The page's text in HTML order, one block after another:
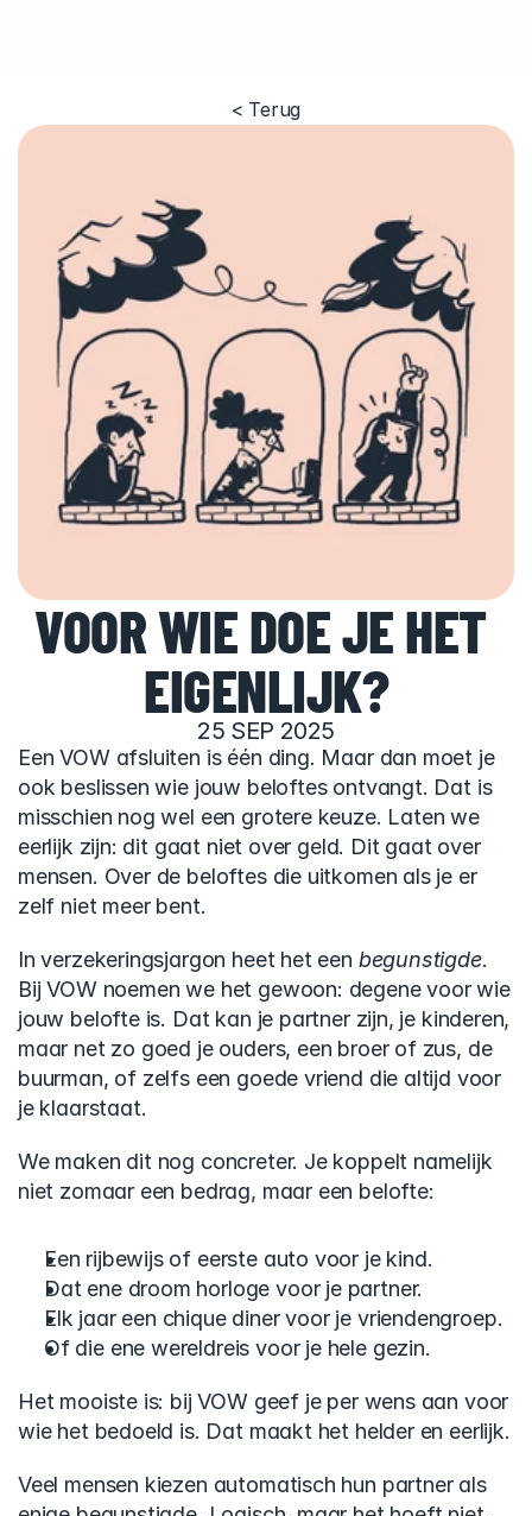
< Terug
VOOR WIE DOE JE HET
EIGENLIJK?
25 SEP 2025
Een VOW afsluiten is één ding. Maar dan moet je
ook beslissen wie jouw beloftes ontvangt. Dat is
misschien nog wel een grotere keuze. Laten we
eerlijk zijn: dit gaat niet over geld. Dit gaat over
mensen. Over de beloftes die uitkomen als je er
zelf niet meer bent.
In verzekeringsjargon heet het een begunstigde.
Bij VOW noemen we het gewoon: degene voor wie
jouw belofte is. Dat kan je partner zijn, je kinderen,
maar net zo goed je ouders, een broer of zus, de
buurman, of zelfs een goede vriend die altijd voor
je klaarstaat.
We maken dit nog concreter. Je koppelt namelijk
niet zomaar een bedrag, maar een belofte:
Een rijbewijs of eerste auto voor je kind.
Dat ene droom horloge voor je partner.
Elk jaar een chique diner voor je vriendengroep.
Of die ene wereldreis voor je hele gezin.
Het mooiste is: bij VOW geef je per wens aan voor
Veel mensen kiezen automatisch hun partner als